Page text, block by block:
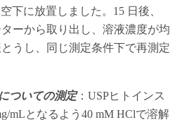
下に放置しました。15 日後、
ーから取り出し、溶液濃度が均
うし、同じ測定条件下で再測定
ついての測定：USPヒトインス
mLとなるよう40 mM HClで溶解